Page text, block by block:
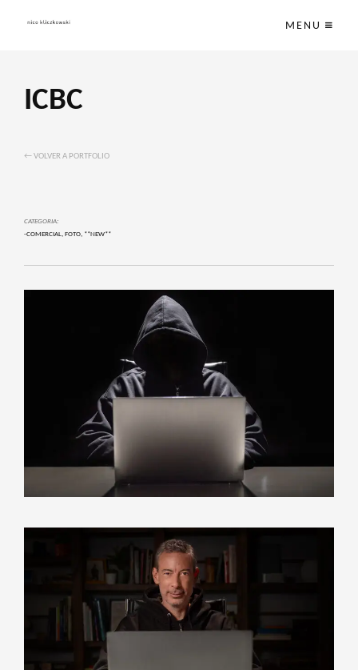
MENU
ICBC
← VOLVER A PORTFOLIO
CATEGORIA:
-COMERCIAL, FOTO, **NEW**